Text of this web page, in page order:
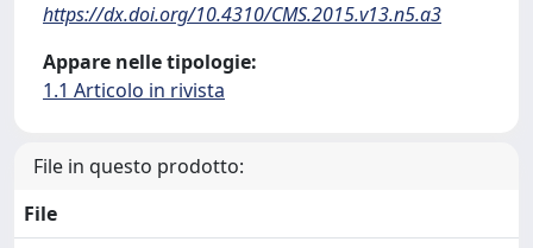
https://dx.doi.org/10.4310/CMS.2015.v13.n5.a3
Appare nelle tipologie:
1.1 Articolo in rivista
File in questo prodotto:
File